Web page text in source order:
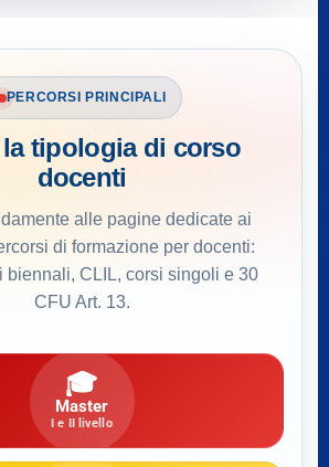
PERCORSI PRINCIPALI
tipologia di corso
docenti
alle pagine dedicate ai
di formazione per docenti:
biennali, CLIL, corsi singoli e 30
CFU Art. 13.
🎓
Master
I e II livello